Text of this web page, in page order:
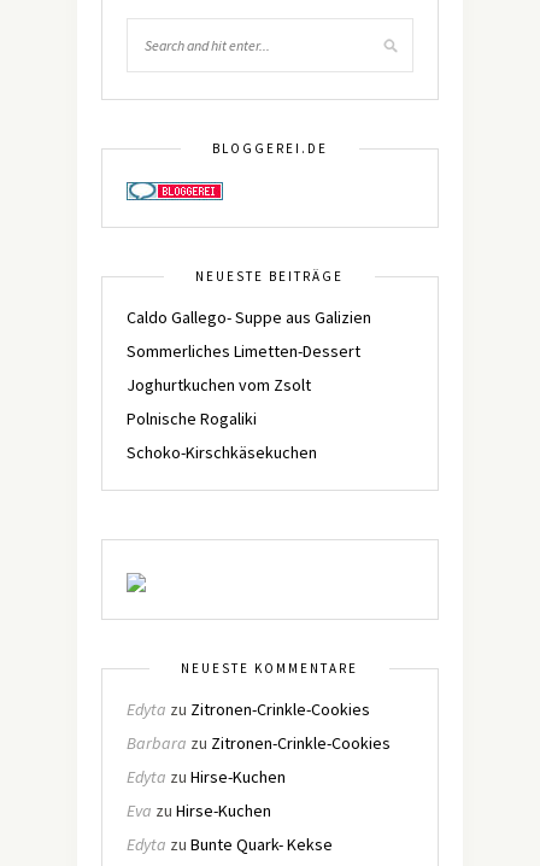
BLOGGEREI.DE
NEUESTE BEITRÄGE
Caldo Gallego- Suppe aus Galizien
Sommerliches Limetten-Dessert
Joghurtkuchen vom Zsolt
Polnische Rogaliki
Schoko-Kirschkäsekuchen
NEUESTE KOMMENTARE
Edyta zu Zitronen-Crinkle-Cookies
Barbara zu Zitronen-Crinkle-Cookies
Edyta zu Hirse-Kuchen
Eva zu Hirse-Kuchen
Edyta zu Bunte Quark- Kekse